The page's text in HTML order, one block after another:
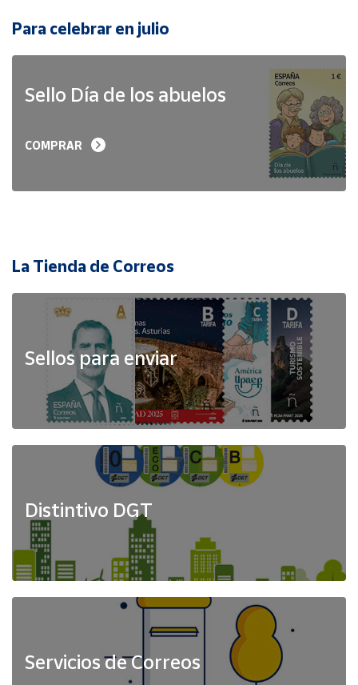
Para celebrar en julio
Sello Día de los abuelos
COMPRAR
La Tienda de Correos
Sellos para enviar
Distintivo DGT
Servicios de Correos